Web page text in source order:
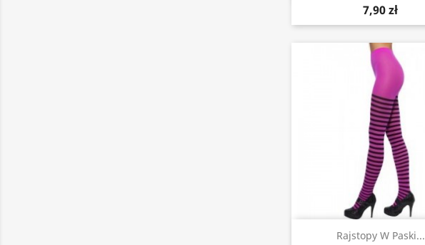
7,90 zł
Rajstopy W Paski...
Szybki podgląd